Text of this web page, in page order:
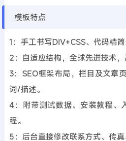
模板特点
1：手工书写DIV+CSS、代码精简
2：自适应结构，全球先进技术，
3：SEO框架布局，栏目及文章
词/描述。
4：附带测试数据、安装教程、
程。
5：后台直接修改联系方式、传